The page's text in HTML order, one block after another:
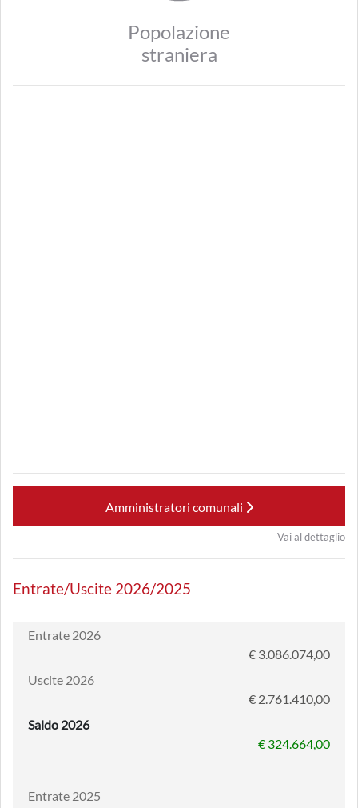
Popolazione
straniera
Amministratori comunali
Vai al dettaglio
Entrate/Uscite 2026/2025
Entrate 2026
€ 3.086.074,00
Uscite 2026
€ 2.761.410,00
Saldo 2026
€ 324.664,00
Entrate 2025